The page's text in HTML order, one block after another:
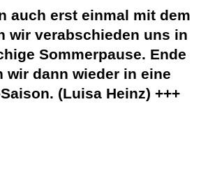
auch erst einmal mit dem
wir verabschieden uns in
Sommerpause. Ende
wir dann wieder in eine
(Luisa Heinz) +++